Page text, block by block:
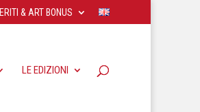
& ART BONUS
LE EDIZIONI